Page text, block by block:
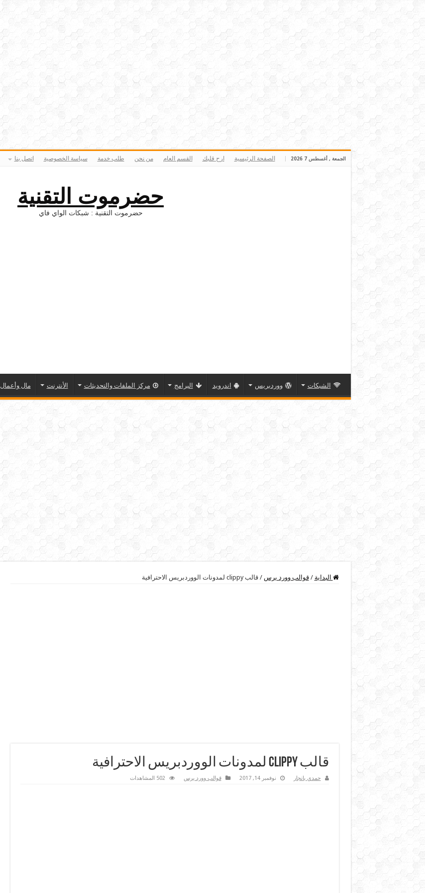
الجمعة , أغسطس 7 2026 الصفحة الرئيسية ارح قلبك القسم العام من نحن طلب خدمة سياسة الخصوصية اتصل بنا
حضرموت التقنية
حضرموت التقنية : شبكات الواي فاي
الشبكات ووردبريس اندرويد البرامج مركز الملفات والتحديثات الأنترنت مال وأعمال
البداية / قوالب وورد برس / قالب clippy لمدونات الووردبريس الاحترافية
قالب clippy لمدونات الووردبريس الاحترافية
حمدي بانجار نوفمبر 14, 2017 قوالب وورد برس 502 المشاهدات